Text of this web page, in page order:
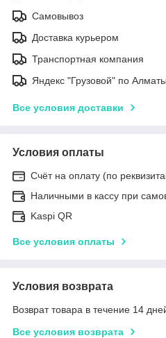
Самовывоз
Доставка курьером
Транспортная компания
Яндекс "Грузовой" по Алматы
Все условия доставки
Условия оплаты
Счёт на оплату (по
Наличными в кассу при
Kaspi QR
Все условия оплаты
Условия возврата
Возврат товара в течение 14
Все условия возврата